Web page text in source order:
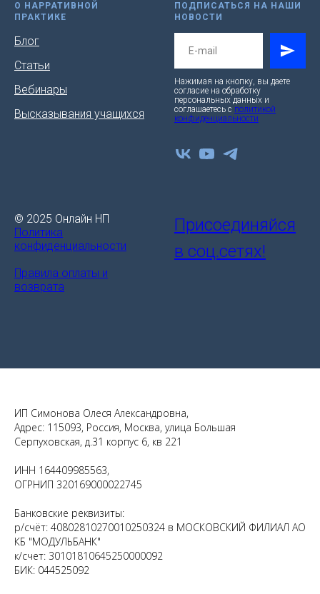
О НАРРАТИВНОЙ
ПРАКТИКЕ
Блог
Статьи
Вебинары
Высказывания учащихся
ПОДПИСАТЬСЯ НА НАШИ
НОВОСТИ
Нажимая на кнопку, вы даете
согласие на обработку
персональных данных и
соглашаетесь c политикой
конфиденциальности
© 2025 Онлайн НП
Политика
конфиденциальности
Правила оплаты и
возврата
Присоединяйся
в соц.сетях!
ИП Симонова Олеся Александровна,
Адрес: 115093, Россия, Москва, улица Большая
Серпуховская, д.31 корпус 6, кв 221
ИНН 164409985563,
ОГРНИП 320169000022745
Банковские реквизиты:
р/счёт: 40802810270010250324 в МОСКОВСКИЙ ФИЛИАЛ АО
КБ "МОДУЛЬБАНК"
к/счет: 30101810645250000092
БИК: 044525092